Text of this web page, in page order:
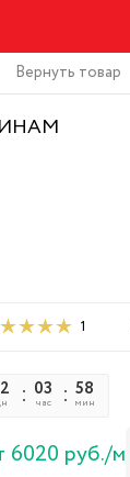
Вернуть товар
1
03
час
58
мин
6020 руб./м